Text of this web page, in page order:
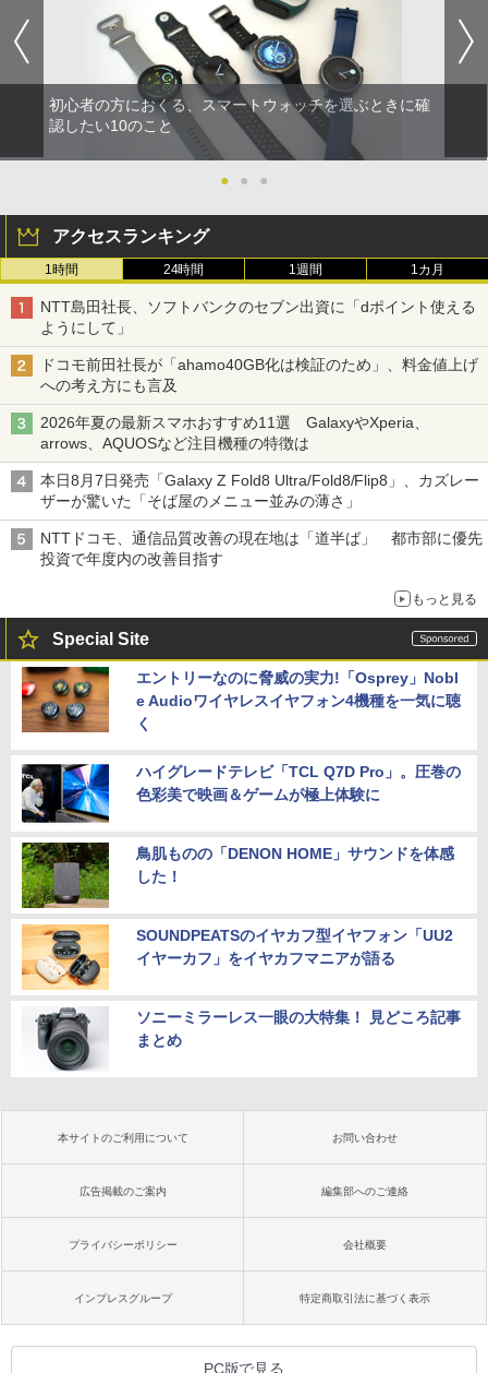
初心者の方におくる、スマートウォッチを選ぶときに確
認したい10のこと
● ● ●
アクセスランキング
1時間 24時間 1週間 1カ月
NTT島田社長、ソフトバンクのセブン出資に「dポイント使える
ようにして」
ドコモ前田社長が「ahamo40GB化は検証のため」、料金値上げ
への考え方にも言及
2026年夏の最新スマホおすすめ11選 GalaxyやXperia、
arrows、AQUOSなど注目機種の特徴は
本日8月7日発売「Galaxy Z Fold8 Ultra/Fold8/Flip8」、カズレー
ザーが驚いた「そば屋のメニュー並みの薄さ」
NTTドコモ、通信品質改善の現在地は「道半ば」 都市部に優先
投資で年度内の改善目指す
もっと見る
Special Site
エントリーなのに脅威の実力!「Osprey」Nobl
e Audioワイヤレスイヤフォン4機種を一気に聴
く
ハイグレードテレビ「TCL Q7D Pro」。圧巻の
色彩美で映画＆ゲームが極上体験に
鳥肌ものの「DENON HOME」サウンドを体感
した！
SOUNDPEATSのイヤカフ型イヤフォン「UU2
イヤーカフ」をイヤカフマニアが語る
ソニーミラーレス一眼の大特集！ 見どころ記事
まとめ
本サイトのご利用について お問い合わせ
広告掲載のご案内 編集部へのご連絡
プライバシーポリシー 会社概要
インプレスグループ 特定商取引法に基づく表示
PC版で見る